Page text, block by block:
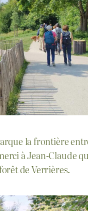
la frontière
à Jean-Claude
de Verrières.